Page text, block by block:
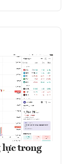
lực trong